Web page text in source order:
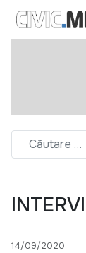
14/09/2020